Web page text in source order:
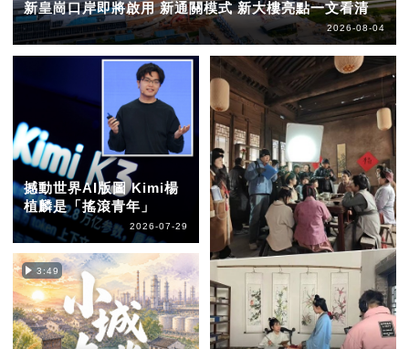
新皇崗口岸即將啟用 新通關模式 新大樓亮點一文看清
2026-08-04
撼動世界AI版圖 Kimi楊
植麟是「搖滾青年」
2026-07-29
3:49